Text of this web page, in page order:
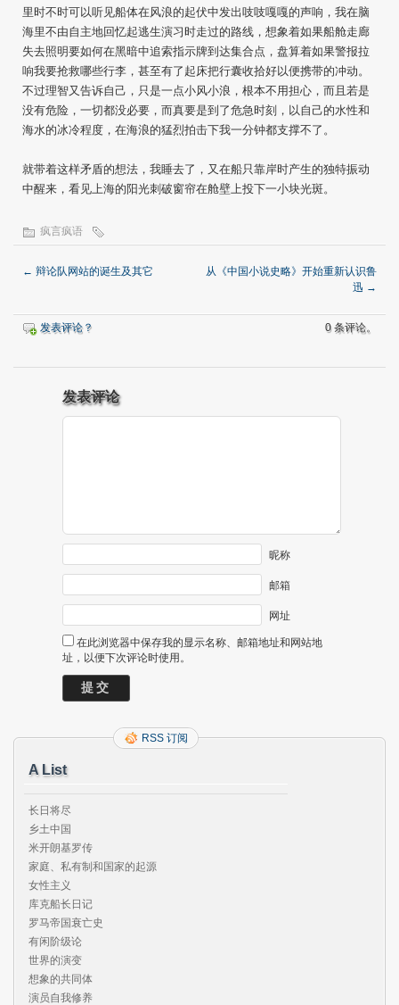
里时不时可以听见船体在风浪的起伏中发出吱吱嘎嘎的声响，我在脑
海里不由自主地回忆起逃生演习时走过的路线，想象着如果船舱走廊
失去照明要如何在黑暗中追索指示牌到达集合点，盘算着如果警报拉
响我要抢救哪些行李，甚至有了起床把行囊收拾好以便携带的冲动。
不过理智又告诉自己，只是一点小风小浪，根本不用担心，而且若是
没有危险，一切都没必要，而真要是到了危急时刻，以自己的水性和
海水的冰冷程度，在海浪的猛烈拍击下我一分钟都支撑不了。
就带着这样矛盾的想法，我睡去了，又在船只靠岸时产生的独特振动
中醒来，看见上海的阳光刺破窗帘在舱壁上投下一小块光斑。
疯言疯语
← 辩论队网站的诞生及其它
从《中国小说史略》开始重新认识鲁
迅 →
发表评论？ 0 条评论。
发表评论
昵称
邮箱
网址
在此浏览器中保存我的显示名称、邮箱地址和网站地
址，以便下次评论时使用。
RSS 订阅
A List
长日将尽
乡土中国
米开朗基罗传
家庭、私有制和国家的起源
女性主义
库克船长日记
罗马帝国衰亡史
有闲阶级论
世界的演变
想象的共同体
演员自我修养